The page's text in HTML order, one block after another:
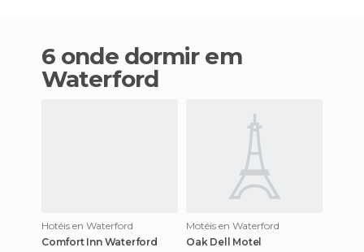
6 onde dormir em
Waterford
Hotéis en Waterford
Comfort Inn Waterford
Motéis en Waterford
Oak Dell Motel